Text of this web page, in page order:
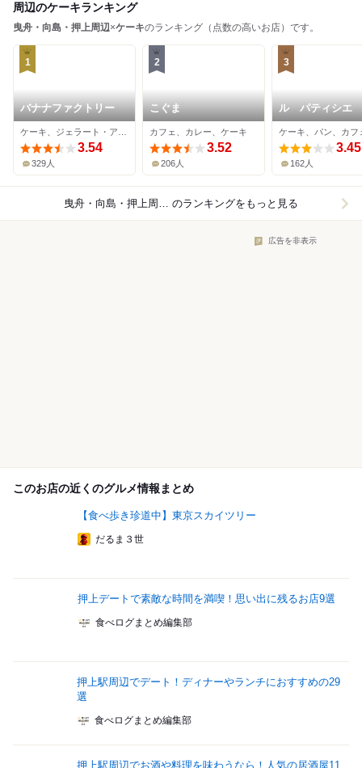
周辺のケーキランキング
曳舟・向島・押上周辺×ケーキのランキング（点数の高いお店）です。
1
バナナファクトリー
3.54
329人
2
こぐま
カフェ、カレー、ケーキ
3.52
206人
3
ル パティシエ
ィ イイムラ
ケーキ、パン、カフ
3.45
162人
曳舟・向島・押上周辺×ケーキ のランキングをもっと見る
広告を非表示
このお店の近くのグルメ情報まとめ
【食べ歩き珍道中】東京スカイツリー
だるま３世
押上デートで素敵な時間を満喫！思い出に残るお店9選
食べログまとめ編集部
押上駅周辺でデート！ディナーやランチにおすすめの29
選
食べログまとめ編集部
押上駅周辺でお酒や料理を味わうなら！人気の居酒屋11